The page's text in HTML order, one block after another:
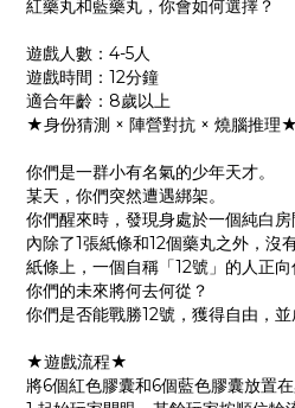
紅藥丸和藍藥丸，你會如何選擇？
遊戲人數：4-5人
遊戲時間：12分鐘
適合年齡：8歲以上
★身份猜測 × 陣營對抗 × 燒腦推理★
你們是一群小有名氣的少年天才。
某天，你們突然遭遇綁架。
你們醒來時，發現身處於一個純白
內除了1張紙條和12個藥丸之外，沒
紙條上，一個自稱「12號」的人正向
你們的未來將何去何從？
你們是否能戰勝12號，獲得自由，
★遊戲流程★
將6個紅色膠囊和6個藍色膠囊放置在